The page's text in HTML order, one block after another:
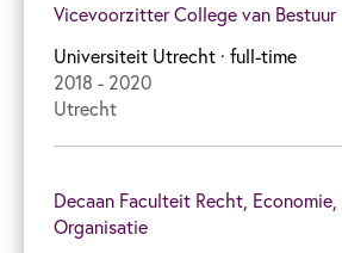
Vicevoorzitter College van Bestuur
Universiteit Utrecht · full-time
2018 - 2020
Utrecht
Decaan Faculteit Recht, Economie,
Organisatie